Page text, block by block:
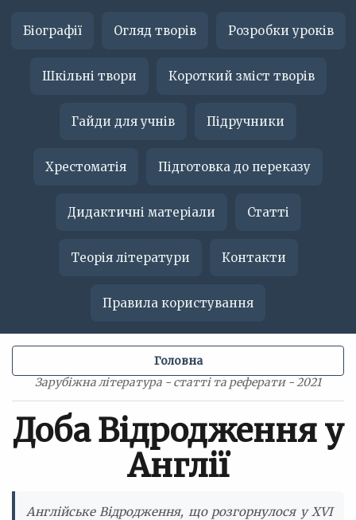
Біографії Огляд творів Розробки уроків
Шкільні твори Короткий зміст творів
Гайди для учнів Підручники
Хрестоматія Підготовка до переказу
Дидактичні матеріали Статті
Теорія літератури Контакти
Правила користування
Зарубіжна література - статті та реферати - 2021
Головна
Доба Відродження у
Англії
Англійське Відродження, що розгорнулося у XVI